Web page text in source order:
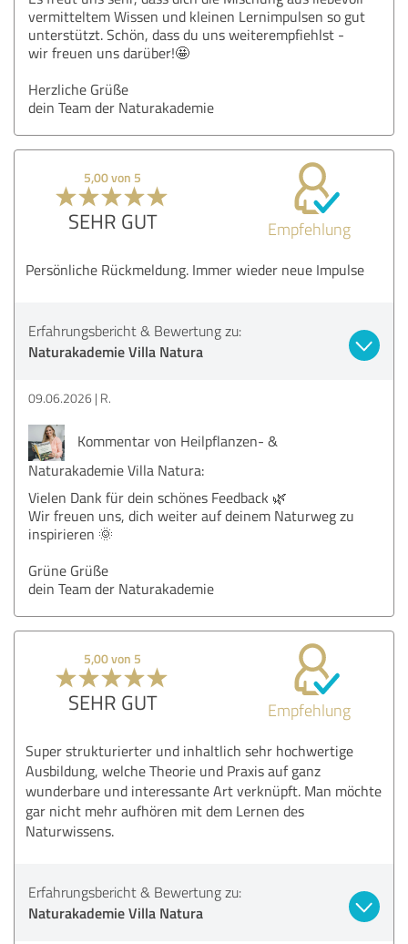
vermitteltem Wissen und kleinen Lernimpulsen so gut
unterstützt. Schön, dass du uns weiterempfiehlst -
wir freuen uns darüber!🤩
Herzliche Grüße
dein Team der Naturakademie
5,00 von 5
SEHR GUT Empfehlung
Persönliche Rückmeldung. Immer wieder neue Impulse
Erfahrungsbericht & Bewertung zu:
Naturakademie Villa Natura
09.06.2026 R.
Kommentar von Heilpflanzen- &
Naturakademie Villa Natura:
Vielen Dank für dein schönes Feedback 🌿
Wir freuen uns, dich weiter auf deinem Naturweg zu
inspirieren 🌞
Grüne Grüße
dein Team der Naturakademie
5,00 von 5
SEHR GUT Empfehlung
Super strukturierter und inhaltlich sehr hochwertige
Ausbildung, welche Theorie und Praxis auf ganz
wunderbare und interessante Art verknüpft. Man möchte
gar nicht mehr aufhören mit dem Lernen des
Naturwissens.
Erfahrungsbericht & Bewertung zu:
Naturakademie Villa Natura